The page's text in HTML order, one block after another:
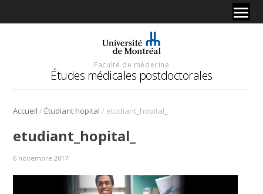
Faculté de médecine
Études médicales postdoctorales
Accueil / Étudiant hopital / etudiant_hopital_
etudiant_hopital_
6 novembre 2017